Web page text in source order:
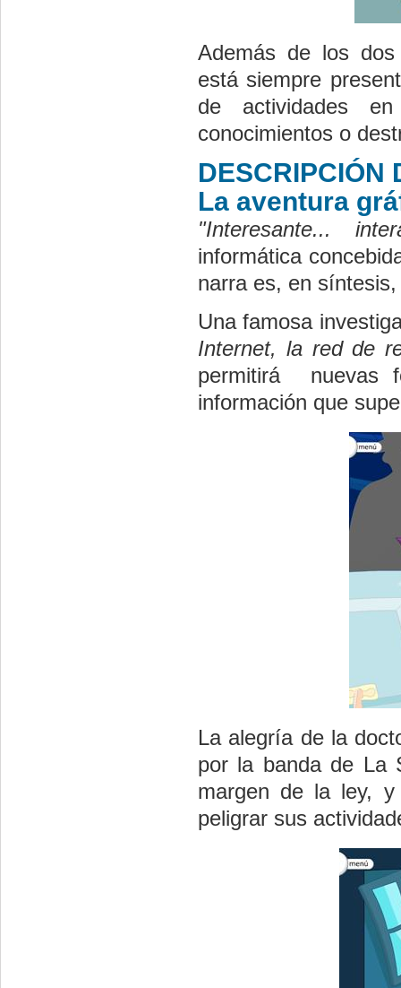
Además de los dos
está siempre
de actividades
conocimientos o
DESCRIPCIÓN
La aventura
"Interesante...
informática
narra es, en
Una famosa
Internet, la red de
permitirá nuevas
información que
La alegría de la
por la banda de La
margen de la ley,
peligrar sus